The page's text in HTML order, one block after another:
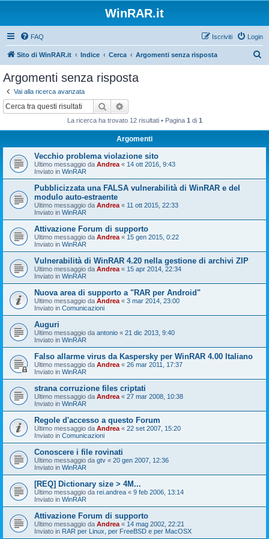
WinRAR.it
FAQ Login
Iscriviti
Sito di WinRAR.it Indice Cerca Argomenti senza risposta
Argomenti senza risposta
Vai alla ricerca avanzata
Cerca
La ricerca ha trovato 12 risultati • Pagina 1 di 1
Argomenti
Vecchio problema violazione sito
Ultimo messaggio da Andrea « 14 ott 2016, 9:43
Inviato in WinRAR
Pubblicizzata una FALSA vulnerabilità di WinRAR e del
modulo auto-estraente
Ultimo messaggio da Andrea « 11 ott 2015, 22:33
Inviato in WinRAR
Attivazione Forum di supporto
Ultimo messaggio da Andrea « 15 gen 2015, 0:22
Inviato in WinRAR
Vulnerabilità di WinRAR 4.20 nella gestione di archivi ZIP
Ultimo messaggio da Andrea « 15 apr 2014, 22:34
Inviato in WinRAR
Nuova area di supporto a "RAR per Android"
Ultimo messaggio da Andrea « 3 mar 2014, 23:00
Inviato in Comunicazioni
Auguri
Ultimo messaggio da antonio « 21 dic 2013, 9:40
Inviato in WinRAR
Falso allarme virus da Kaspersky per WinRAR 4.00 Italiano
Ultimo messaggio da Andrea « 26 mar 2011, 17:37
Inviato in WinRAR
strana corruzione files criptati
Ultimo messaggio da Andrea « 27 mar 2008, 10:38
Inviato in WinRAR
Regole d'accesso a questo Forum
Ultimo messaggio da Andrea « 22 set 2007, 15:20
Inviato in Comunicazioni
Conoscere i file rovinati
Ultimo messaggio da gtv « 20 gen 2007, 12:36
Inviato in WinRAR
[REQ] Dictionary size > 4M...
Ultimo messaggio da rei.andrea « 9 feb 2006, 13:14
Inviato in WinRAR
Attivazione Forum di supporto
Ultimo messaggio da Andrea « 14 mag 2002, 22:21
Inviato in RAR per Linux, per FreeBSD e per MacOSX